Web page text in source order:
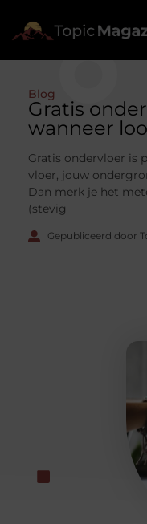
Blog
Gratis
wanneer
Gratis ondervloer is
vloer, jouw
Dan merk je het
(stevig
Gepubliceerd door